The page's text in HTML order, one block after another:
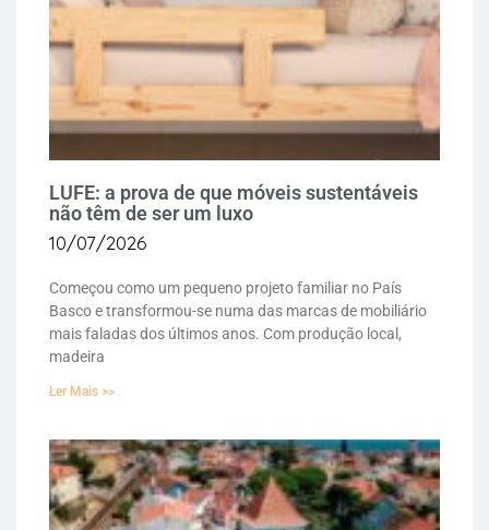
LUFE: a prova de que móveis sustentáveis
não têm de ser um luxo
10/07/2026
Começou como um pequeno projeto familiar no País
Basco e transformou-se numa das marcas de mobiliário
mais faladas dos últimos anos. Com produção local,
madeira
Ler Mais >>